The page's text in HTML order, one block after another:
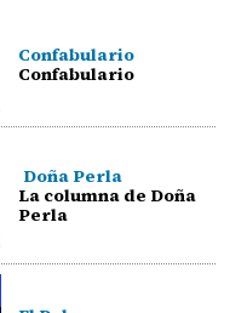
Confabulario
Confabulario
Doña Perla
La columna de Doña
Perla